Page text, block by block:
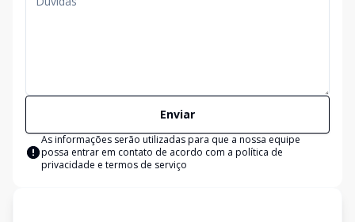
Enviar
As informações serão utilizadas para que a nossa equipe
possa entrar em contato de acordo com a política de
privacidade e termos de serviço